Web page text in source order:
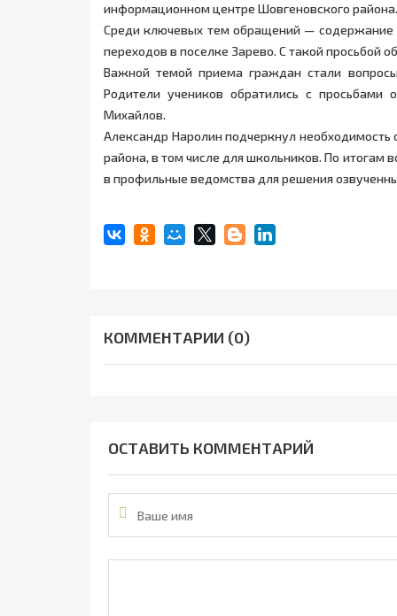
информационном центре Шовгеновского района.
Среди ключевых тем обращений — содержание
переходов в поселке Зарево. С такой просьбой
Важной темой приема граждан стали
Родители учеников обратились с
Михайлов.
Александр Наролин подчеркнул
района, в том числе для школьников. По итогам
в профильные ведомства для решения
КОММЕНТАРИИ (0)
ОСТАВИТЬ КОММЕНТАРИЙ